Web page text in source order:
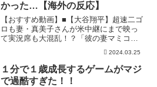
かった…【海外の反応】
【おすすめ動画】■【大谷翔平】超速二ゴ
ロも妻・真美子さんが米中継にまで映っ
て実況席も大混乱！？「彼の妻マミコで
す」多くの女性が涙した理由に一同納
得…【海外の反応】⇒【おすすめ再生リ
スト】■全アップロード動画#大谷翔平 #
ホームラン #ドジャ...
2024.03.25
１分で１歳成長するゲームがマジ
で過酷すぎた！！